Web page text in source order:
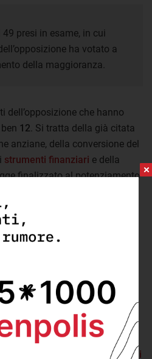
presi in esame, in cui
ha votato a
della maggioranza.
dell’opposizione che hanno
12 . Si tratta della già citata
anziane, della conversione del
strumenti finanziari e della
finalizzato al potenziamento
l’opposizioni
la
componente “politica” del
marcatarispetto a quelli
avrebbe potuto essere
citare il voto sul
divieto di